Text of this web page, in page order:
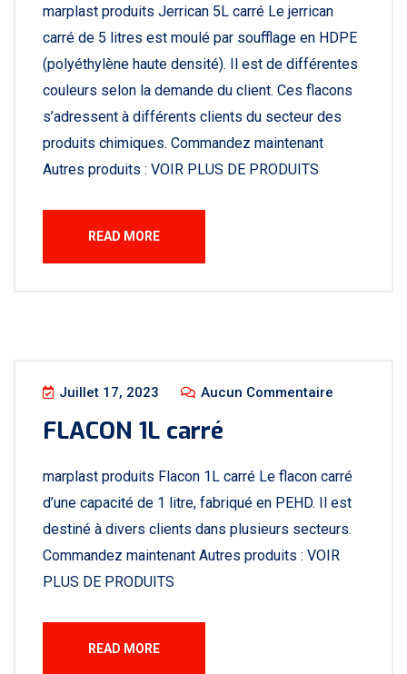
marplast produits Jerrican 5L carré Le jerrican
carré de 5 litres est moulé par soufflage en HDPE
(polyéthylène haute densité). Il est de différentes
couleurs selon la demande du client. Ces flacons
s’adressent à différents clients du secteur des
produits chimiques. Commandez maintenant
Autres produits : VOIR PLUS DE PRODUITS
READ MORE
Juillet 17, 2023 Aucun Commentaire
FLACON 1L carré
marplast produits Flacon 1L carré Le flacon carré
d’une capacité de 1 litre, fabriqué en PEHD. Il est
destiné à divers clients dans plusieurs secteurs.
Commandez maintenant Autres produits : VOIR
PLUS DE PRODUITS
READ MORE